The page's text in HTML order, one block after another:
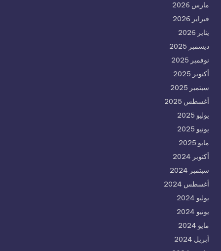
مارس 2026
فبراير 2026
يناير 2026
ديسمبر 2025
نوفمبر 2025
أكتوبر 2025
سبتمبر 2025
أغسطس 2025
يوليو 2025
يونيو 2025
مايو 2025
أكتوبر 2024
سبتمبر 2024
أغسطس 2024
يوليو 2024
يونيو 2024
مايو 2024
أبريل 2024